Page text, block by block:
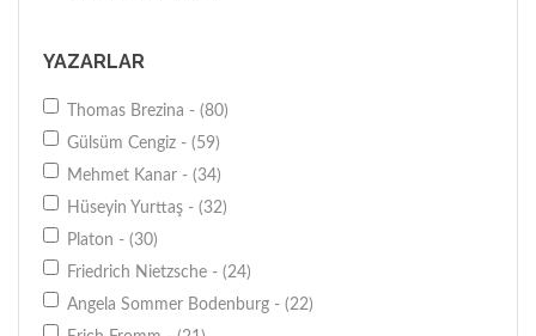
Psikolojik Danışmanlık - (20)
Öykü - (17)
Dil Eğitimi - (14)
Düşünce - (13)
Mitoloji - (12)
YAZARLAR
Thomas Brezina - (80)
Gülsüm Cengiz - (59)
Mehmet Kanar - (34)
Hüseyin Yurttaş - (32)
Platon - (30)
Friedrich Nietzsche - (24)
Angela Sommer Bodenburg - (22)